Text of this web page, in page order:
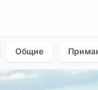
Общие